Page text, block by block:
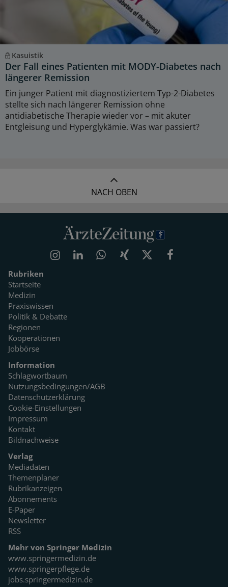
Kasuistik
Der Fall eines Patienten mit MODY-Diabetes nach
längerer Remission
Ein junger Patient mit diagnostiziertem Typ-2-Diabetes
stellte sich nach längerer Remission ohne
antidiabetische Therapie wieder vor – mit akuter
Entgleisung und Hyperglykämie. Was war passiert?
NACH OBEN
Rubriken
Startseite
Medizin
Praxiswissen
Politik & Debatte
Regionen
Kooperationen
Jobbörse
Information
Schlagwortbaum
Nutzungsbedingungen/AGB
Datenschutzerklärung
Cookie-Einstellungen
Impressum
Kontakt
Bildnachweise
Verlag
Mediadaten
Themenplaner
Rubrikanzeigen
Abonnements
E-Paper
Newsletter
RSS
Mehr von Springer Medizin
www.springermedizin.de
www.springerpflege.de
jobs.springermedizin.de